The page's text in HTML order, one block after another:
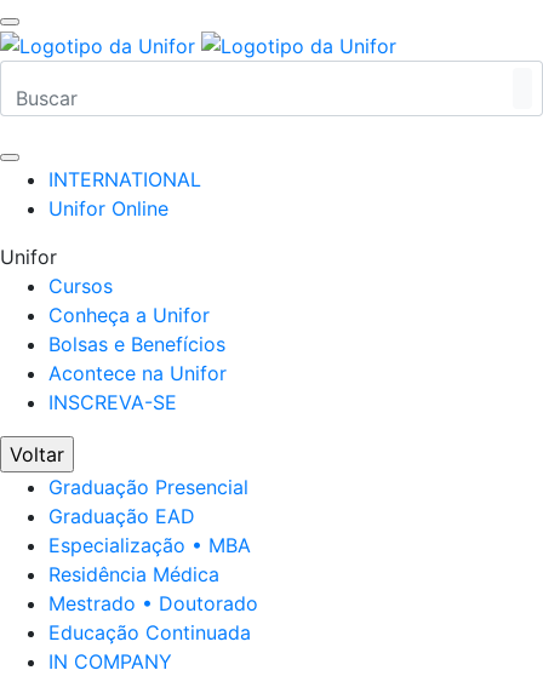
INTERNATIONAL
Unifor Online
Unifor
Cursos
Conheça a Unifor
Bolsas e Benefícios
Acontece na Unifor
INSCREVA-SE
Voltar
Graduação Presencial
Graduação EAD
Especialização • MBA
Residência Médica
Mestrado • Doutorado
Educação Continuada
IN COMPANY